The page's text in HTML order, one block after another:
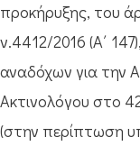
προκήρυξης, του
ν.4412/2016 (Α΄
αναδόχων για την
Ακτινολόγου στο
(στην περίπτωση